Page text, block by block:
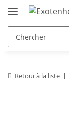
Retour à la liste